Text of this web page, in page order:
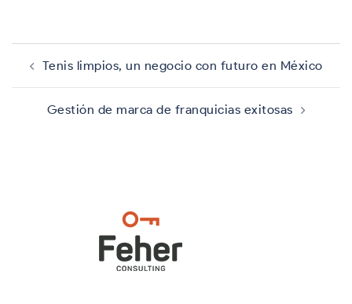
Navegación
de
entradas
Tenis limpios, un negocio con futuro en México
Gestión de marca de franquicias exitosas